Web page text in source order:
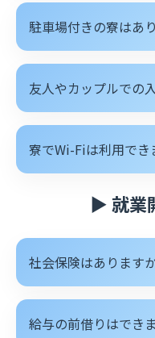
駐車場付きの寮はあ
友人やカップルでの
寮でWi-Fiは利用でき
▶ 就業
社会保険はあります
給与の前借りはでき